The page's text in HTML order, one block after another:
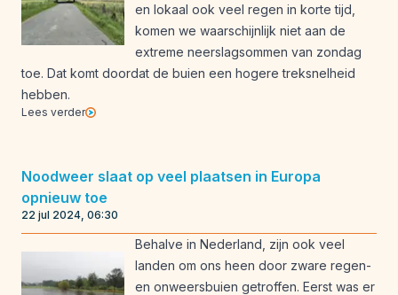
en lokaal ook veel regen in korte tijd,
komen we waarschijnlijk niet aan de
extreme neerslagsommen van zondag
toe. Dat komt doordat de buien een hogere treksnelheid
hebben.
Lees verder
Noodweer slaat op veel plaatsen in Europa
opnieuw toe
22 jul 2024, 06:30
Behalve in Nederland, zijn ook veel
landen om ons heen door zware regen-
en onweersbuien getroffen. Eerst was er